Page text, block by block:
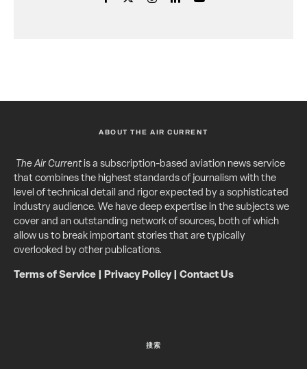
ABOUT THE AIR CURRENT
The Air Currentis a subscription-based aviation news service
that combines the highest standards of journalism with the
level of technical detail and rigor expected by a sophisticated
industry audience. We have deep expertise in the subjects we
cover and an outstanding network of sources, both of which
allow us to break important stories that are typically
overlooked by other publications.
Terms of Service Privacy Policy| Contact Us
搜索